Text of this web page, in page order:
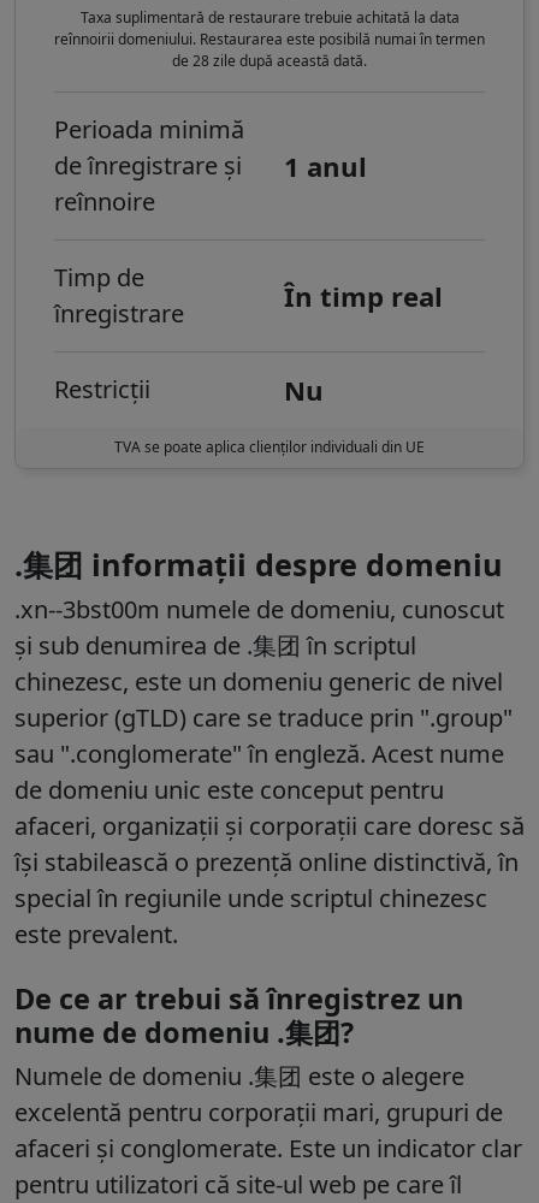
Taxa suplimentară de restaurare trebuie achitată la data
reînnoirii domeniului. Restaurarea este posibilă numai în termen
de 28 zile după această dată.
Perioada minimă
de înregistrare și
reînnoire
1 anul
Timp de
înregistrare
În timp real
Restricții Nu
TVA se poate aplica clienților individuali din UE
.集团 informații despre domeniu
.xn--3bst00m numele de domeniu, cunoscut
și sub denumirea de .集团 în scriptul
chinezesc, este un domeniu generic de nivel
superior (gTLD) care se traduce prin ".group"
sau ".conglomerate" în engleză. Acest nume
de domeniu unic este conceput pentru
afaceri, organizații și corporații care doresc să
își stabilească o prezență online distinctivă, în
special în regiunile unde scriptul chinezesc
este prevalent.
De ce ar trebui să înregistrez un
nume de domeniu .集团?
Numele de domeniu .集团 este o alegere
excelentă pentru corporații mari, grupuri de
afaceri și conglomerate. Este un indicator clar
pentru utilizatori că site-ul web pe care îl